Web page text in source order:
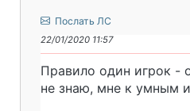
Послать ЛС
22/01/2020 11:57
Правило один игрок -
не знаю, мне к умным